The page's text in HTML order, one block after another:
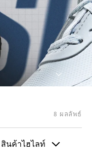
8 ผลลัพธ์